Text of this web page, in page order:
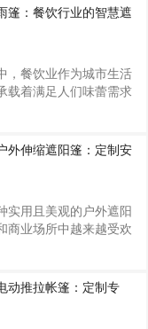
、地钉等。确保所有
功能，更以其独特的设
了集市中的一道亮丽风
集市人字帐篷的定制
别具一格的集市空间。
析首先，需要明确帐篷
及预算范围。集市活动
间等因素都会影响到
篷：餐饮行业的智慧遮
，餐饮业作为城市生活
载着满足人们味蕾需求
常给露天或半露天餐饮
应对风雨、阳光等自然
适宜人的就餐环境，成
问题。在此背景下，推
用耐用的特点，逐渐成
雨解决方案。一、灵活
的设计巧妙之处在于其
论是突如其来的夏日
外伸缩遮阳篷：定制安
实用且美观的户外遮阳
商业场所中越来越受欢
观度。然而，为了确保
定制安装过程至关重
伸缩遮阳篷的定制安装
想的户外遮阳环境。
动推拉帐篷：定制专